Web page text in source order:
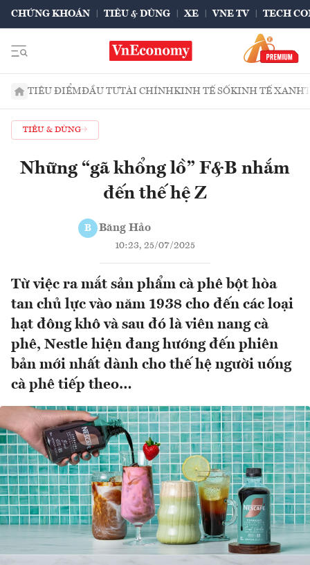
CHỨNG KHOÁN TIÊU & DÙNG XE VNE TV TECH
TIÊU ĐIỂMĐẦU TƯTÀI CHÍNHKINH TẾ SỐKINH TẾ XANH
TIÊU & DÙNG
Những “gã khổng lồ” F&B nhắm
đến thế hệ Z
B Băng Hảo
10:23, 25/07/2025
Từ việc ra mắt sản phẩm cà phê bột hòa
tan chủ lực vào năm 1938 cho đến các loại
hạt đông khô và sau đó là viên nang cà
phê, Nestle hiện đang hướng đến phiên
bản mới nhất dành cho thế hệ người uống
cà phê tiếp theo…